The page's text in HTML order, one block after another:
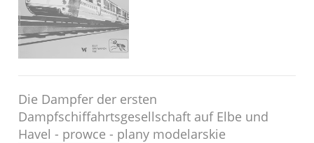
Die Dampfer der ersten
Dampfschiffahrtsgesellschaft auf Elbe und
Havel - prowce - plany modelarskie